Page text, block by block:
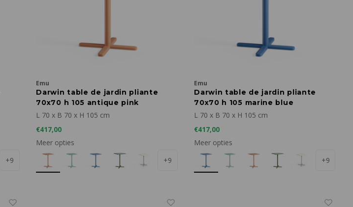
+9
Emu
Darwin table de jardin pliante
70x70 h 105 antique pink
L 70 x B 70 x H 105 cm
€417,00
Meer opties
+9
Emu
Darwin table de jardin pliante
70x70 h 105 marine blue
L 70 x B 70 x H 105 cm
€417,00
Meer opties
+9